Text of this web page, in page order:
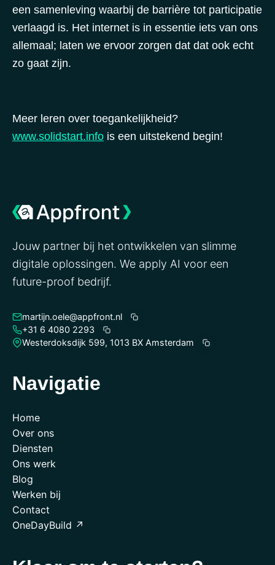
een samenleving waarbij de barrière tot participatie
verlaagd is. Het internet is in essentie iets van ons
allemaal; laten we ervoor zorgen dat dat ook echt
zo gaat zijn.
Meer leren over toegankelijkheid?
www.solidstart.info is een uitstekend begin!
Jouw partner bij het ontwikkelen van slimme
digitale oplossingen. We apply AI voor een
future-proof bedrijf.
martijn.oele@appfront.nl
+31 6 4080 2293
Westerdoksdijk 599, 1013 BX Amsterdam
Navigatie
Home
Over ons
Diensten
Ons werk
Blog
Werken bij
Contact
OneDayBuild ↗